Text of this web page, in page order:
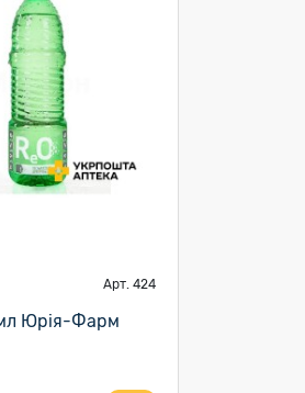
Арт. 424
Юрія-Фарм